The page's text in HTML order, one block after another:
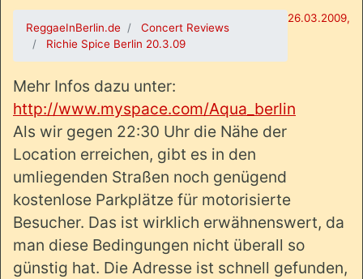
26.03.2009,
ReggaeInBerlin.de
Concert Reviews
Richie Spice Berlin 20.3.09
Mehr Infos dazu unter:
http://www.myspace.com/Aqua_berlin
Als wir gegen 22:30 Uhr die Nähe der
Location erreichen, gibt es in den
umliegenden Straßen noch genügend
kostenlose Parkplätze für motorisierte
Besucher. Das ist wirklich erwähnenswert, da
man diese Bedingungen nicht überall so
günstig hat. Die Adresse ist schnell gefunden,